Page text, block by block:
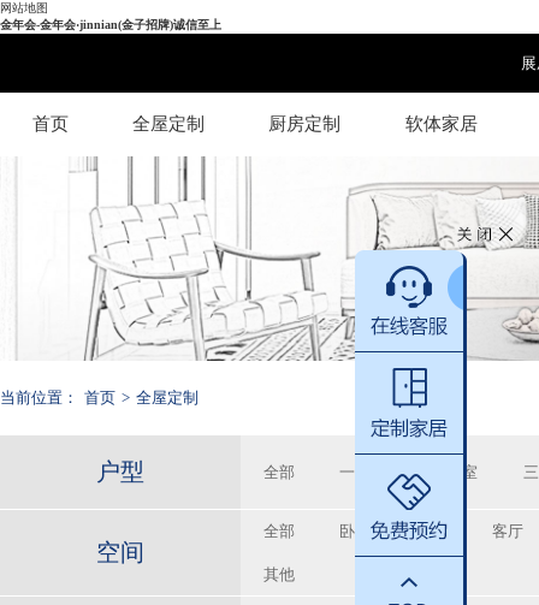
网站地图
金年会-金年会·jinnian(金子招牌)诚信至上
首页 全屋定制 厨房定制 软体家居
当前位置： 首页 > 全屋定制
户型 全部 一居室 二居室
空间
全部 卧室 书房 客厅
其他